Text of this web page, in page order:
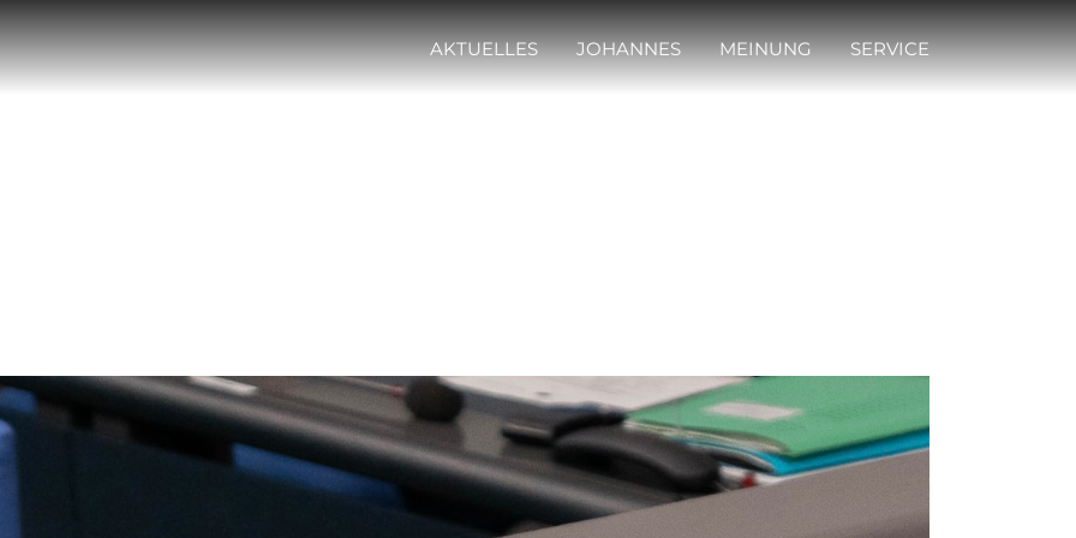
AKTUELLES JOHANNES MEINUNG SERVICE